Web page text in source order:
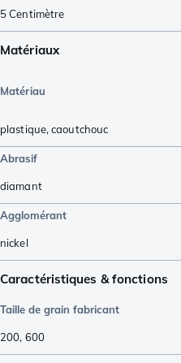
5Centimètre
Matériaux
Matériau
plastique,caoutchouc
Abrasif
diamant
Agglomérant
nickel
Caractéristiques & fonctions
Taille de grain fabricant
200, 600